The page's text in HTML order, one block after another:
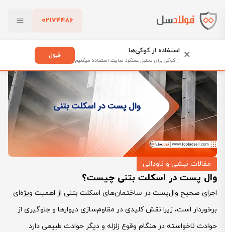
02174486
پاک کردن
فولادسل
وال پست در اسکلت بتنی چیست؟
مقالات نبشی و ناودانی
وال پست در اسکلت بتنی چیست؟
اجرای صحیح وال‌پست در ساختمان‌های اسکلت بتنی از اهمیت ویژه‌ای
برخوردار است، زیرا نقش کلیدی در مقاوم‌سازی دیوارها و جلوگیری از
حوادث ناخواسته در هنگام وقوع زلزله و دیگر حوادث طبیعی دارد.
× استفاده از کوکی‌ها
از کوکی برای تحلیل عملکرد سایت استفاده میکنیم
قبول